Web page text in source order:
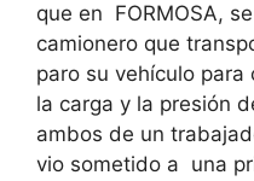
que en FORMOSA,
camionero que
paro su vehículo
la carga y la presión
ambos de un
vio sometido a una